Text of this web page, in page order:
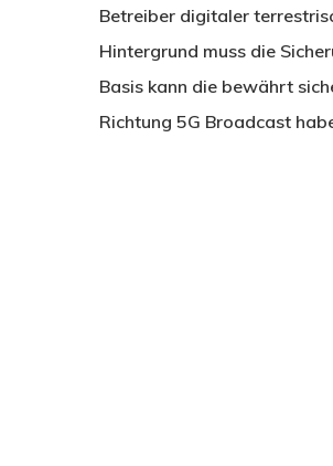
Betreiber digitaler
Hintergrund muss die
Basis kann die bewährt
Richtung 5G Broadcast